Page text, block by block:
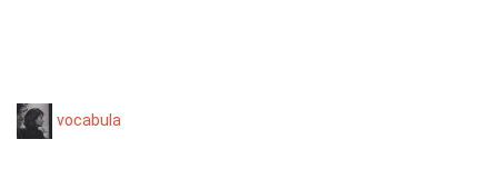
vocabula